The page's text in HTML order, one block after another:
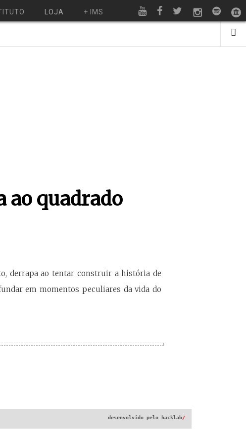
LOJA + IMS
ao quadrado
derrapa ao tentar construir a história de
em momentos peculiares da vida do
desenvolvido pelo hacklab/